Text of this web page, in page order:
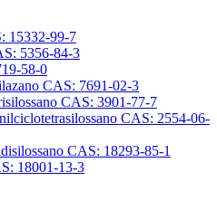
15332-99-7
5356-84-3
58-0
CAS: 7691-02-3
CAS: 3901-77-7
CAS: 2554-06-
CAS: 18293-85-1
18001-13-3